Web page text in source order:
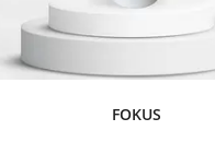
FOKUS